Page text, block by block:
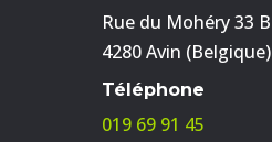
Rue du Mohéry 33 B
4280 Avin (Belgique)
Téléphone
019 69 91 45